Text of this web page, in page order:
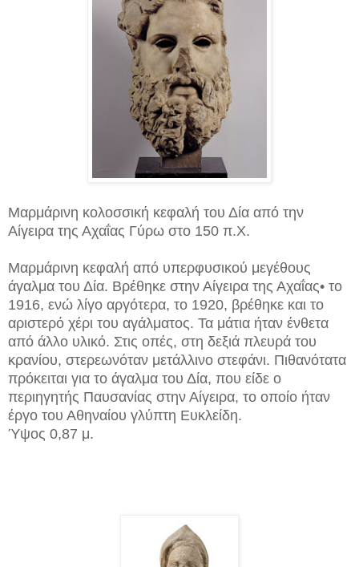
Μαρμάρινη κολοσσική κεφαλή του Δία από την
Αίγειρα της Αχαΐας Γύρω στο 150 π.Χ.
Μαρμάρινη κεφαλή από υπερφυσικού μεγέθους
άγαλμα του Δία. Βρέθηκε στην Αίγειρα της Αχαΐας• το
1916, ενώ λίγο αργότερα, το 1920, βρέθηκε και το
αριστερό χέρι του αγάλματος. Τα μάτια ήταν ένθετα
από άλλο υλικό. Στις οπές, στη δεξιά πλευρά του
κρανίου, στερεωνόταν μετάλλινο στεφάνι. Πιθανότατα
πρόκειται για το άγαλμα του Δία, που είδε ο
περιηγητής Παυσανίας στην Αίγειρα, το οποίο ήταν
έργο του Αθηναίου γλύπτη Ευκλείδη.
Ύψος 0,87 μ.